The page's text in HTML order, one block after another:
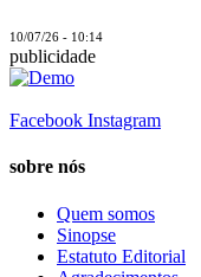
10/07/26 - 10:14
publicidade
Facebook Instagram
sobre nós
Quem somos
Sinopse
Estatuto Editorial